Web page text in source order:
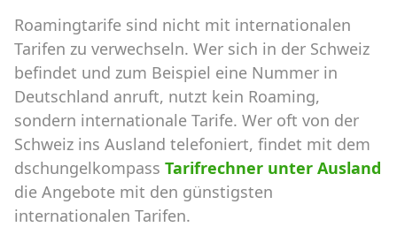
Roamingtarife sind nicht mit internationalen
Tarifen zu verwechseln. Wer sich in der Schweiz
befindet und zum Beispiel eine Nummer in
Deutschland anruft, nutzt kein Roaming,
sondern internationale Tarife. Wer oft von der
Schweiz ins Ausland telefoniert, findet mit dem
dschungelkompass Tarifrechner unter Ausland
die Angebote mit den günstigsten
internationalen Tarifen.